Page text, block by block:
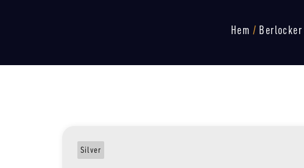
Hem / Berlocker
Silver